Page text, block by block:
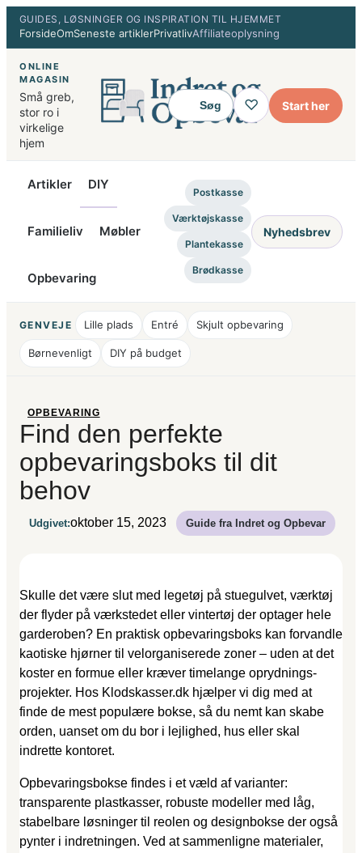
Spring
GUIDES, LØSNINGER OG INSPIRATION TIL HJEMMET
ForsideOmSeneste artiklerPrivatlivAffiliateoplysning
ONLINE
MAGASIN
Små greb,
stor ro i
virkelige
hjem
Søg ♡ Start her
Artikler DIY
Familieliv Møbler
Opbevaring
Postkasse
Værktøjskasse
Plantekasse
Brødkasse
Nyhedsbrev
GENVEJE Lille plads Entré Skjult opbevaring
Børnevenligt DIY på budget
OPBEVARING
Find den perfekte
opbevaringsboks til dit
behov
Udgivet:oktober 15, 2023 Guide fra Indret og Opbevar
Skulle det være slut med legetøj på stuegulvet, værktøj
der flyder på værkstedet eller vintertøj der optager hele
garderoben? En praktisk opbevaringsboks kan forvandle
kaotiske hjørner til velorganiserede zoner – uden at det
koster en formue eller kræver timelange oprydnings­
projekter. Hos Klodskasser.dk hjælper vi dig med at
finde de mest populære bokse, så du nemt kan skabe
orden, uanset om du bor i lejlighed, hus eller skal
indrette kontoret.
Opbevaringsbokse findes i et væld af varianter:
transparente plastkasser, robuste modeller med låg,
stabelbare løsninger til reolen og designbokse der også
pynter i indretningen. Ved at sammenligne materialer,